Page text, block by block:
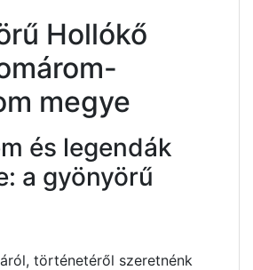
Hollókő
megye
és legendák
a gyönyörű
történetéről szeretnénk